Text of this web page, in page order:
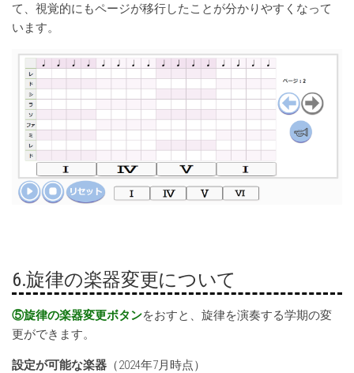
て、視覚的にもページが移行したことが分かりやすくなって
います。
6.旋律の楽器変更について
⑤旋律の楽器変更ボタンをおすと、旋律を演奏する学期の変
更ができます。
設定が可能な楽器 （2024年7月時点）